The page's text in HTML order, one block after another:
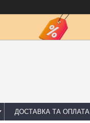
ДОСТАВКА ТА ОПЛАТА